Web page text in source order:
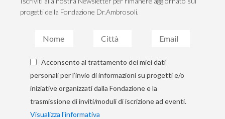
progetti della Fondazione Dr.Ambrosoli.
Acconsento al trattamento dei miei dati
personali per l’invio di informazioni su progetti e/o
iniziative organizzati dalla Fondazione e la
trasmissione di inviti/moduli di iscrizione ad eventi.
Visualizza l'informativa